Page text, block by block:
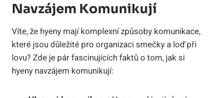
Navzájem Komunikují
Víte, že hyeny mají komplexní způsoby komunikace,
které jsou důležité pro organizaci smečky a loď při
lovu? Zde je pár fascinujících faktů o tom, jak si
hyeny navzájem komunikují: